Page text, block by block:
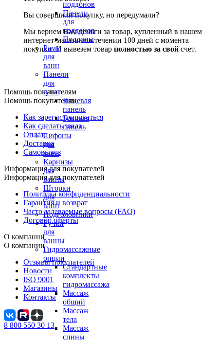
поддонов
Панели
для
поддонов
Поддоны
Рамы
для
ванн
Панели
для
ванн
Лицевая
панель
Боковая
панель
Сифоны
для
ванн
Карнизы
для
ванны
Шторки
для
ванн
Подголовники
Ручки
для
ванны
Гидромассажные
опции
Стандартные
комплекты
гидромассажа
Массаж
общий
Массаж
тела
Массаж
спины
Вы совершили покупку, но передумали?
Мы вернем Вам деньги за товар, купленный в нашем
интернет-магазине в течении 100 дней с момента
покупки. И вывезем товар полностью за свой счет.
Помощь покупателям
Помощь покупателям
Как зарегистрироваться
Как сделать заказ
Оплата
Доставка
Самовывоз
Информация для покупателей
Информация для покупателей
Политика конфиденциальности
Гарантия и возврат
Часто задаваемые вопросы (FAQ)
Договор оферты
О компании
О компании
Отзывы покупателей
Новости
ISO 9001
Магазины
Контакты
8 800 550 30 13